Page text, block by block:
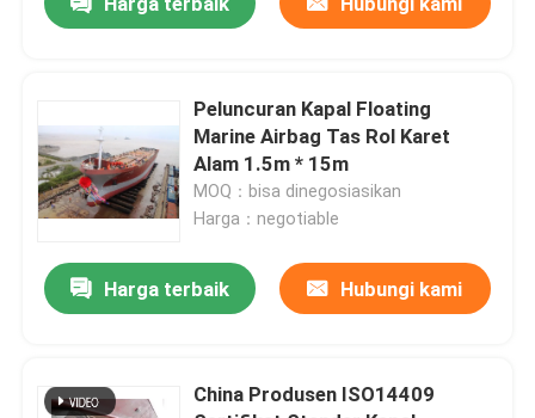
Peluncuran Kapal Floating
Marine Airbag Tas Rol Karet
Alam 1.5m * 15m
MOQ：bisa dinegosiasikan
Harga：negotiable
Harga terbaik Hubungi kami
China Produsen ISO14409